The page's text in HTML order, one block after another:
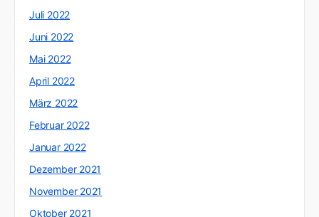
Juli 2022
Juni 2022
Mai 2022
April 2022
März 2022
Februar 2022
Januar 2022
Dezember 2021
November 2021
Oktober 2021